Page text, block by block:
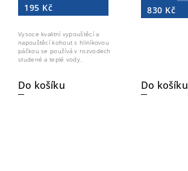
195 Kč
Do košíku
Vysoce kvalitní vypouštěcí a
napouštěcí kohout s hliníkovou
páčkou se používá v rozvodech
studené a teplé vody.
830 Kč
Do košíku